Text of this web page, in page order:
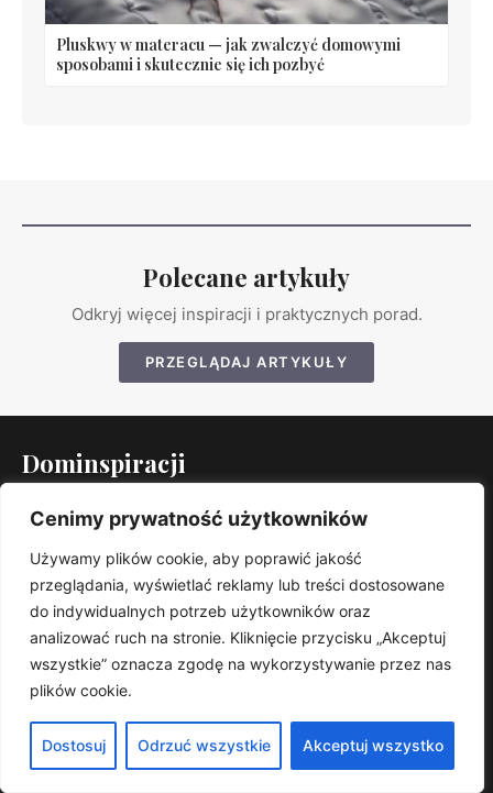
Cenimy prywatność użytkowników
Używamy plików cookie, aby poprawić jakość
przeglądania, wyświetlać reklamy lub treści dostosowane
do indywidualnych potrzeb użytkowników oraz
analizować ruch na stronie. Kliknięcie przycisku „Akceptuj
wszystkie” oznacza zgodę na wykorzystywanie przez nas
plików cookie.
Dostosuj Odrzuć wszystkie Akceptuj wszystko
Pluskwy w materacu — jak zwalczyć domowymi
sposobami i skutecznie się ich pozbyć
Polecane artykuły
Odkryj więcej inspiracji i praktycznych porad.
PRZEGLĄDAJ ARTYKUŁY
Dominspiracji
nas praktyczne porady, trendy i sprawdzone rozwiązania.
Kuchnia
Łazienka
Ogród
Dziecięce
Przedpokój
Salon